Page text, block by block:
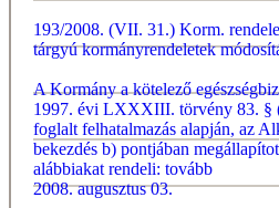
193/2008. (VII. 31.) Korm.
tárgyú kormányrendeletek
A Kormány a kötelező
1997. évi LXXXIII. törvény 83. §
foglalt felhatalmazás alapján, az
bekezdés b) pontjában
alábbiakat rendeli: tovább
2008. augusztus 03.